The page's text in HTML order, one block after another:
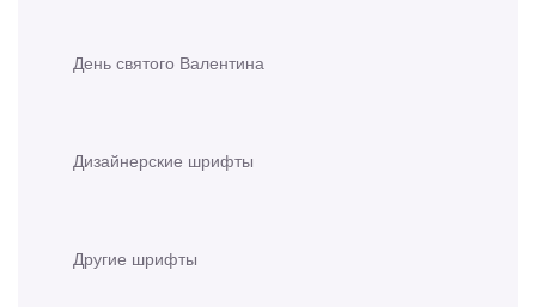
День святого Валентина
Дизайнерские шрифты
Другие шрифты